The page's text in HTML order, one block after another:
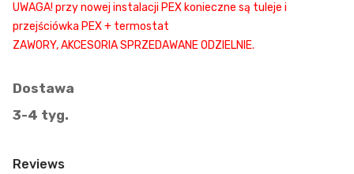
UWAGA! przy nowej instalacji PEX konieczne są tuleje i
przejściówka PEX + termostat
ZAWORY, AKCESORIA SPRZEDAWANE ODZIELNIE.
Dostawa
3-4 tyg.
Reviews